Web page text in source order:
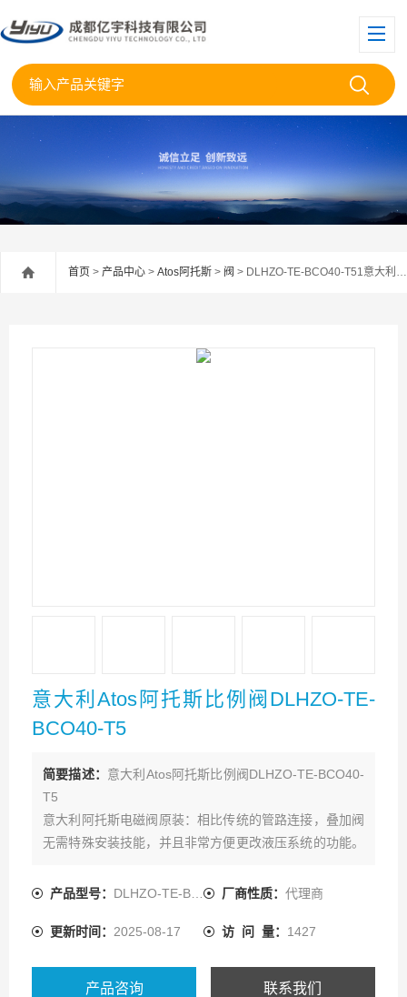
首页 > 产品中心 > Atos阿托斯 > 阀 > DLHZO-TE-BCO40-T51意大利Atos阿托斯比例阀DLHZO-TE-BCO40-T5
意大利Atos阿托斯比例阀DLHZO-TE-
BCO40-T5
简要描述： 意大利Atos阿托斯比例阀DLHZO-TE-BCO40-
T5
意大利阿托斯电磁阀原装：相比传统的管路连接，叠加阀
无需特殊安装技能，并且非常方便更改液压系统的功能。
查与维修。
数控机床液压系统，冶金设备液压系统等。
产品型号： DLHZO-TE-BCO40-T51 厂商性质： 代理商
更新时间： 2025-08-17 访 问 量： 1427
产品咨询 联系我们